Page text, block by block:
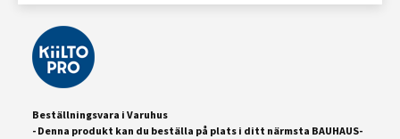
Beställningsvara i Varuhus
- Denna produkt kan du beställa på plats i ditt närmsta BAUHAUS-